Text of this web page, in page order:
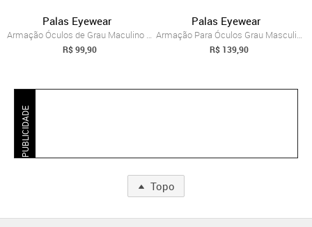
Palas Eyewear
Armação Óculos de Grau Maculino Esportiv...
R$ 99,90
Palas Eyewear
Armação Para Óculos Grau Masculino Redon...
R$ 139,90
PUBLICIDADE
Topo